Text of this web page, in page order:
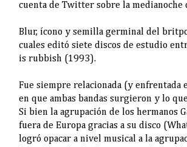
cuenta de Twitter sobre la medianoche
Blur, ícono y semilla germinal del
cuales editó siete discos de estudio
is rubbish (1993).
Fue siempre relacionada (y enfrentada
en que ambas bandas surgieron y lo
Si bien la agrupación de los hermanos
fuera de Europa gracias a su disco
logró opacar a nivel musical a la